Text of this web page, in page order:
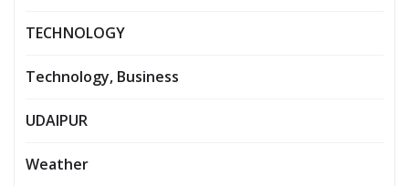
TECHNOLOGY
Technology, Business
UDAIPUR
Weather